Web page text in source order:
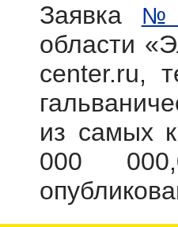
Заявка
области
center.ru,
из самых
000